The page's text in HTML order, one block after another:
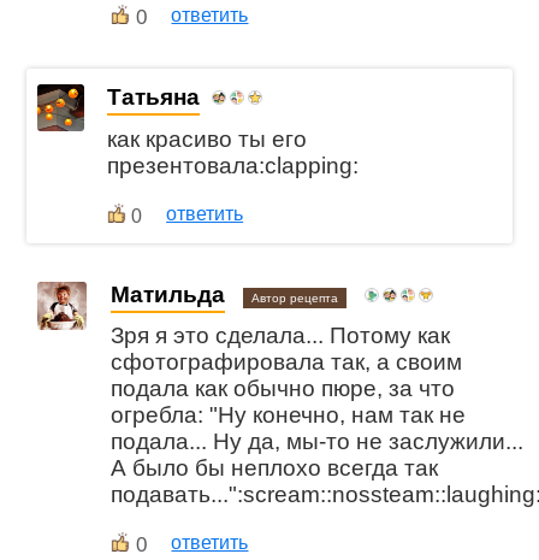
0 ответить
Татьяна
как красиво ты его
презентовала:clapping:
0 ответить
Матильда Автор рецепта
Зря я это сделала... Потому как
сфотографировала так, а своим
подала как обычно пюре, за что
огребла: "Ну конечно, нам так не
подала... Ну да, мы-то не заслужили...
А было бы неплохо всегда так
0 ответить